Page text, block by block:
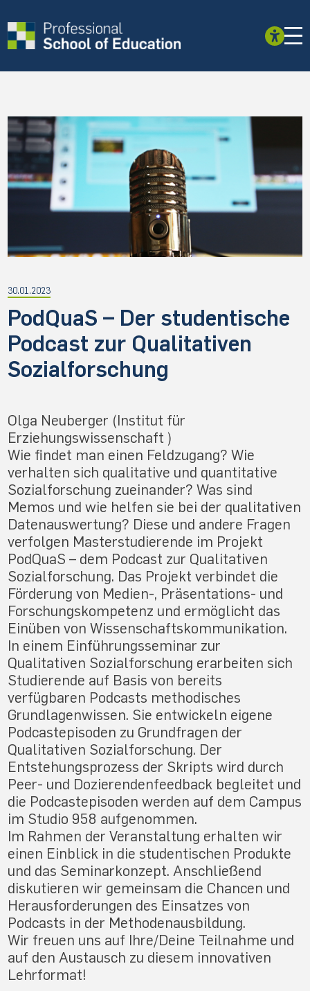
30.01.2023
PodQuaS – Der studentische
Podcast zur Qualitativen
Sozialforschung
Olga Neuberger (Institut für
Erziehungswissenschaft )
Wie findet man einen Feldzugang? Wie
verhalten sich qualitative und quantitative
Sozialforschung zueinander? Was sind
Memos und wie helfen sie bei der qualitativen
Datenauswertung? Diese und andere Fragen
verfolgen Masterstudierende im Projekt
PodQuaS – dem Podcast zur Qualitativen
Sozialforschung. Das Projekt verbindet die
Förderung von Medien-, Präsentations- und
Forschungskompetenz und ermöglicht das
Einüben von Wissenschaftskommunikation.
In einem Einführungsseminar zur
Qualitativen Sozialforschung erarbeiten sich
Studierende auf Basis von bereits
verfügbaren Podcasts methodisches
Grundlagenwissen. Sie entwickeln eigene
Podcastepisoden zu Grundfragen der
Qualitativen Sozialforschung. Der
Entstehungsprozess der Skripts wird durch
Peer- und Dozierendenfeedback begleitet und
die Podcastepisoden werden auf dem Campus
im Studio 958 aufgenommen.
Im Rahmen der Veranstaltung erhalten wir
einen Einblick in die studentischen Produkte
und das Seminarkonzept. Anschließend
diskutieren wir gemeinsam die Chancen und
Herausforderungen des Einsatzes von
Podcasts in der Methodenausbildung.
Wir freuen uns auf Ihre/Deine Teilnahme und
auf den Austausch zu diesem innovativen
Lehrformat!